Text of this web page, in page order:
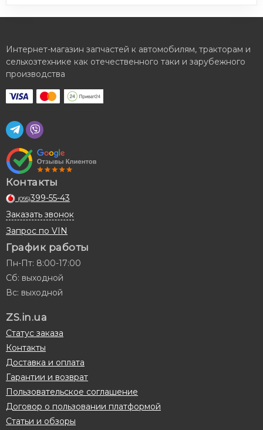
Интернет-магазин запчастей к автомобилям, тракторам и
сельхозтехнике как отечественного таки и зарубежного
производства
Контакты
(095)399-55-43
Заказать звонок
Запрос по VIN
График работы
Пн-Пт: 8:00-17:00
Сб: выходной
Вс: выходной
ZS.in.ua
Статус заказа
Контакты
Доставка и оплата
Гарантии и возврат
Пользовательское соглашение
Договор о пользовании платформой
Статьи и обзоры